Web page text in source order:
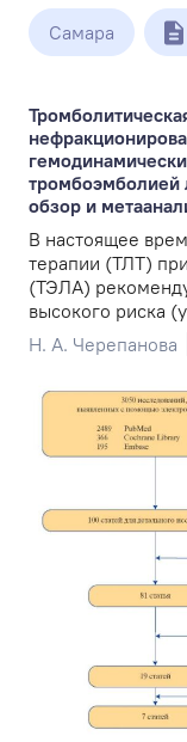
Самара
тромбоэмболией
обзор и
В настоящее
терапии (ТЛТ)
(ТЭЛА)
высокого риска
Н. А. Черепанова